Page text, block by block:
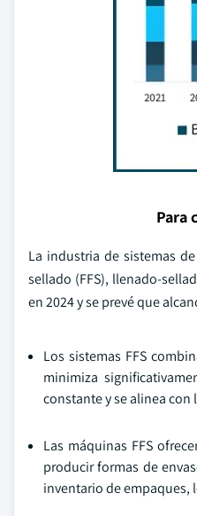
Para
La industria de sistemas
sellado (FFS), llenado-
en 2024 y se prevé que
Los sistemas FFS
minimiza
constante y se alinea con
Las máquinas FFS
producir formas de
inventario de empaques,